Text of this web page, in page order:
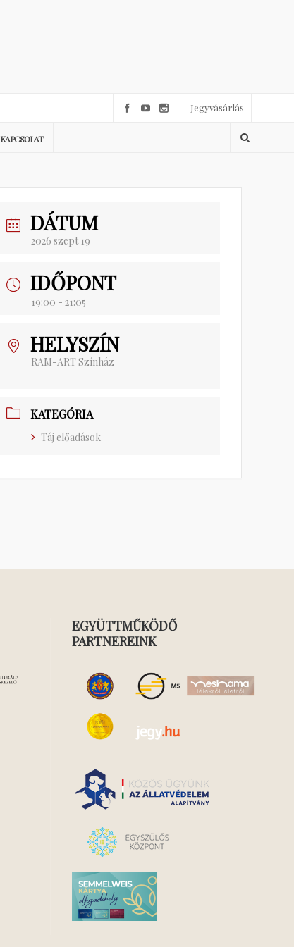
Jegyvásárlás
KAPCSOLAT
DÁTUM
2026 szept 19
IDŐPONT
19:00 - 21:05
HELYSZÍN
RAM-ART Színház
KATEGÓRIA
Táj előadások
EGYÜTTMŰKÖDŐ
PARTNEREINK